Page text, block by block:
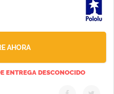
AHORA
ENTREGA DESCONOCIDO